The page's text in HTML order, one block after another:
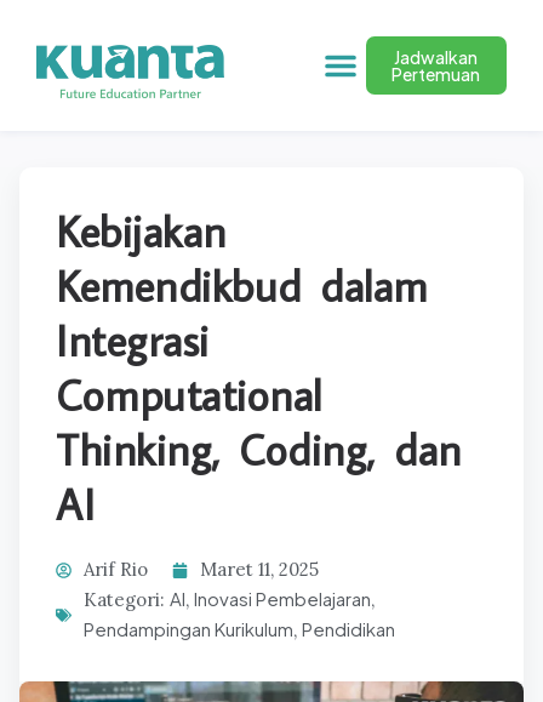
Jadwalkan
Pertemuan
Kebijakan
Kemendikbud dalam
Integrasi
Computational
Thinking, Coding, dan
AI
Arif Rio
Maret 11, 2025
Kategori: AI, Inovasi Pembelajaran,
Pendampingan Kurikulum, Pendidikan